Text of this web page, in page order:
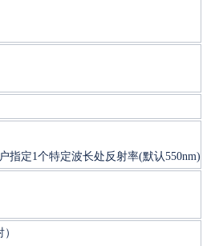
指定1个特定波长处反射率(默认550nm)